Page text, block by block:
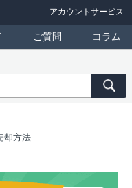
アカウントサービス
ご質問 コラム
却方法